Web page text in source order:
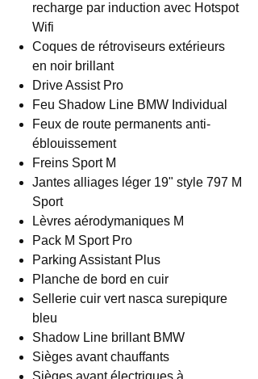
recharge par induction avec Hotspot
Wifi
Coques de rétroviseurs extérieurs
en noir brillant
Drive Assist Pro
Feu Shadow Line BMW Individual
Feux de route permanents anti-
éblouissement
Freins Sport M
Jantes alliages léger 19" style 797 M
Sport
Lèvres aérodymaniques M
Pack M Sport Pro
Parking Assistant Plus
Planche de bord en cuir
Sellerie cuir vert nasca surepiqure
bleu
Shadow Line brillant BMW
Sièges avant chauffants
Sièges avant électriques à